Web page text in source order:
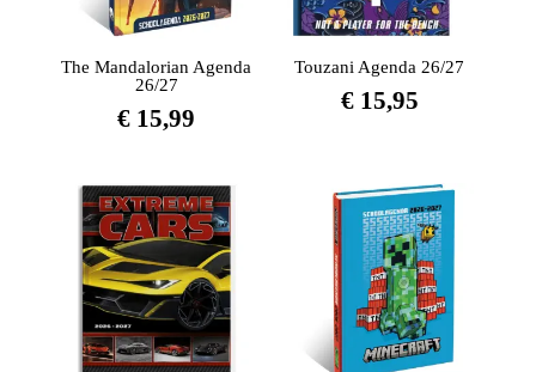
The Mandalorian Agenda
26/27
€ 15,99
Touzani Agenda 26/27
€15,95